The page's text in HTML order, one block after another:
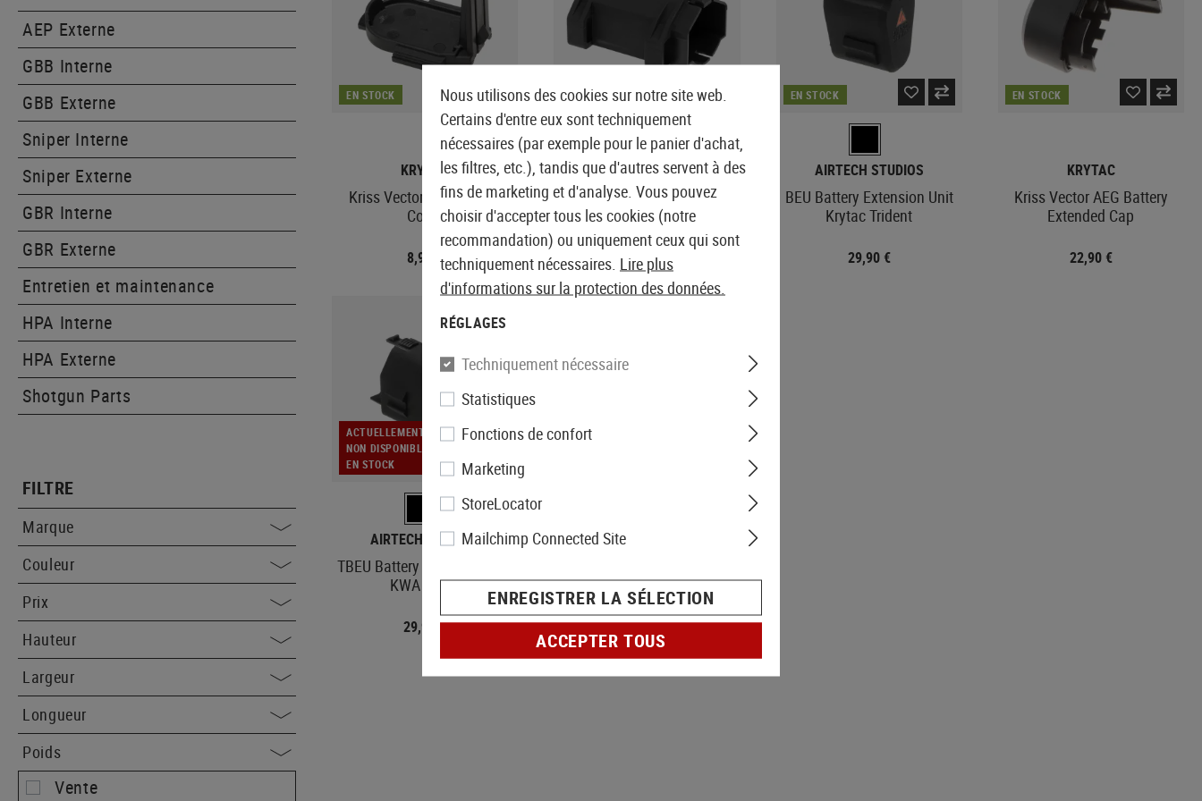
AEP Externe
GBB Interne
GBB Externe
Sniper Interne
Sniper Externe
GBR Interne
GBR Externe
Entretien et maintenance
HPA Interne
HPA Externe
Shotgun Parts
FILTRE
Marque
Couleur
Prix
Hauteur
Largeur
Longueur
Poids
Vente
EN STOCK
KRYTAC
Kriss Vector Grip Battery
Cover
8,90 €
EN STOCK
AIRTECH STUDIOS
BEU Battery Extension Unit
AM013/14/15
À partir de 24,90 €
EN STOCK
AIRTECH STUDIOS
BEU Battery Extension Unit
Krytac Trident
29,90 €
EN STOCK
KRYTAC
Kriss Vector AEG Battery
Extended Cap
22,90 €
ACTUELLEMENT
NON DISPONIBLE
EN STOCK
AIRTECH STUDIOS
TBEU Battery Extension Unit
KWA Ronin
29,90 €
Nous utilisons des cookies sur notre site web.
Certains d'entre eux sont techniquement
nécessaires (par exemple pour le panier d'achat,
les filtres, etc.), tandis que d'autres servent à des
fins de marketing et d'analyse. Vous pouvez
choisir d'accepter tous les cookies (notre
recommandation) ou uniquement ceux qui sont
techniquement nécessaires. Lire plus
d'informations sur la protection des données.
RÉGLAGES
Techniquement nécessaire
Statistiques
Fonctions de confort
Marketing
StoreLocator
Mailchimp Connected Site
ENREGISTRER LA SÉLECTION
ACCEPTER TOUS